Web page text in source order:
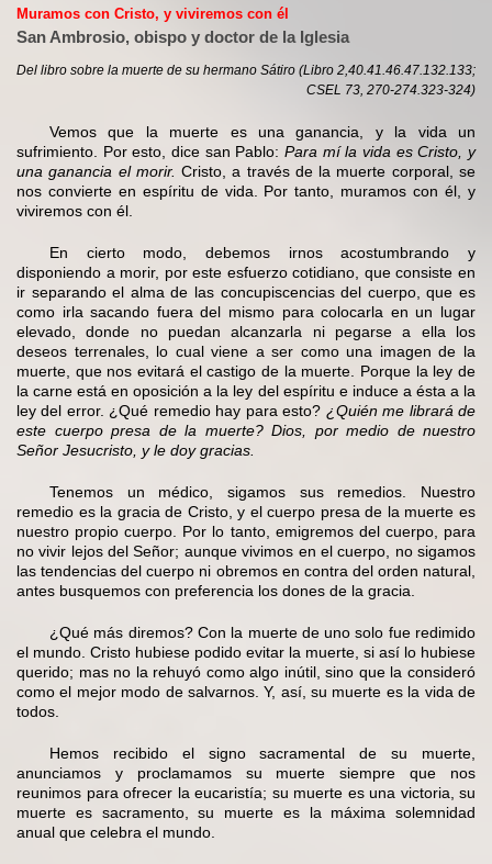
Muramos con Cristo, y viviremos con él
San Ambrosio, obispo y doctor de la Iglesia
Del libro sobre la muerte de su hermano Sátiro (Libro 2,40.41.46.47.132.133;
CSEL 73, 270-274.323-324)
Vemos que la muerte es una ganancia, y la vida un
sufrimiento. Por esto, dice san Pablo: Para mí la vida es Cristo, y
una ganancia el morir. Cristo, a través de la muerte corporal, se
nos convierte en espíritu de vida. Por tanto, muramos con él, y
viviremos con él.
En cierto modo, debemos irnos acostumbrando y
disponiendo a morir, por este esfuerzo cotidiano, que consiste en
ir separando el alma de las concupiscencias del cuerpo, que es
como irla sacando fuera del mismo para colocarla en un lugar
elevado, donde no puedan alcanzarla ni pegarse a ella los
deseos terrenales, lo cual viene a ser como una imagen de la
muerte, que nos evitará el castigo de la muerte. Porque la ley de
la carne está en oposición a la ley del espíritu e induce a ésta a la
ley del error. ¿Qué remedio hay para esto? ¿Quién me librará de
este cuerpo presa de la muerte? Dios, por medio de nuestro
Señor Jesucristo, y le doy gracias.
Tenemos un médico, sigamos sus remedios. Nuestro
remedio es la gracia de Cristo, y el cuerpo presa de la muerte es
nuestro propio cuerpo. Por lo tanto, emigremos del cuerpo, para
no vivir lejos del Señor; aunque vivimos en el cuerpo, no sigamos
las tendencias del cuerpo ni obremos en contra del orden natural,
antes busquemos con preferencia los dones de la gracia.
¿Qué más diremos? Con la muerte de uno solo fue redimido
el mundo. Cristo hubiese podido evitar la muerte, si así lo hubiese
querido; mas no la rehuyó como algo inútil, sino que la consideró
como el mejor modo de salvarnos. Y, así, su muerte es la vida de
todos.
Hemos recibido el signo sacramental de su muerte,
anunciamos y proclamamos su muerte siempre que nos
reunimos para ofrecer la eucaristía; su muerte es una victoria, su
muerte es sacramento, su muerte es la máxima solemnidad
anual que celebra el mundo.